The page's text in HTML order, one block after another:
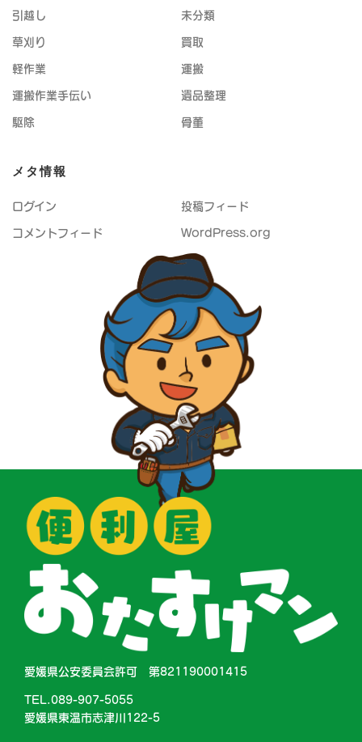
引越し 未分類
草刈り 買取
軽作業 運搬
運搬作業手伝い 遺品整理
駆除 骨董
メタ情報
ログイン 投稿フィード
コメントフィード WordPress.org
愛媛県公安委員会許可 第821190001415
TEL.089-907-5055
愛媛県東温市志津川122-5